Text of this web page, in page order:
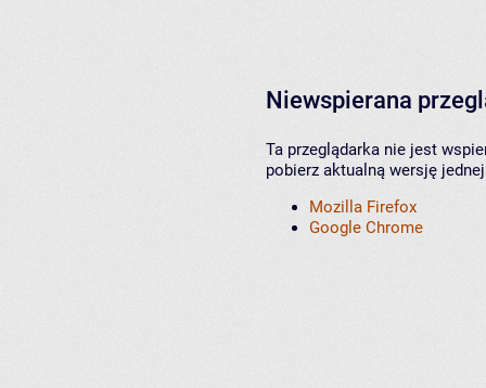
Niewspierana
Ta przeglądarka nie jest
pobierz aktualną wersję
Mozilla Firefox
Google Chrome